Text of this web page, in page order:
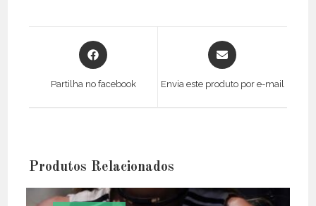
Opens
in
Partilha no facebook
Opens
in
Envia este produto por e-mail
Produtos Relacionados